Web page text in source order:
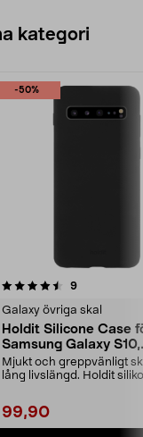
kategori
-50%
9recensioner
Galaxy övriga skal
Holdit Silicone Case
Samsung Galaxy S10,
mobilskal
Mjukt och greppvänligt
lång livslängd. Holdit
99,90
4.0 av 5 stjärnor